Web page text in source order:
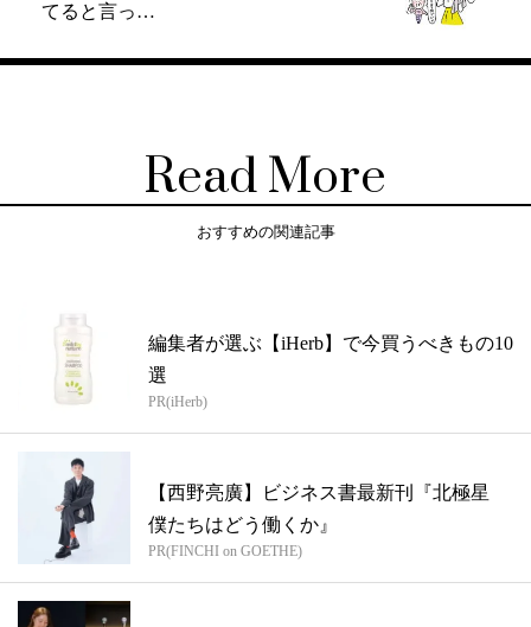
てると言っ…
Read More
おすすめの関連記事
編集者が選ぶ【iHerb】で今買うべきもの10
選
PR(iHerb)
【西野亮廣】ビジネス書最新刊『北極星
僕たちはどう働くか』
PR(FINCHI on GOETHE)